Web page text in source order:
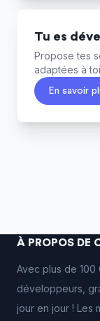
Tu es
Propose tes
adaptées à
En savoir
À PROPOS DE
Avec plus de 100
développeurs,
jour en jour ! Les